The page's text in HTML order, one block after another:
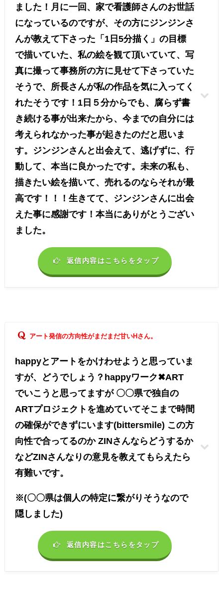
ました！月に一回、家で看護師さんのお世話
になっているのですが、その方にジンジンさ
んが教えて下さった「1日5分描く」の目標
で描いていた、私の絵を観て頂いていて、写
真に撮って事務所の方に見せて下さっていた
そうで、所長さんが私の作品を気に入ってく
れたそうです！1日５分からでも、腐らず書
き続ける事が出来たから、今までの自分には
考えられなかった事が起きたのだと思いま
す。ジンジンさんと出会えて、逃げずに、行
動して、本当に良かったです。未来の私も、
描きたい絵を描いて、売れるのならそれが最
高です！！！生きてて、ジンジンさんに出会
えた事に感謝です！本当にありがとうござい
ました。
返信内容はこちらをタップ
アート発信の方向性がまだまだ甘いHさん。
happyとアートをかけわせようと思っていま
すが、どうでしょう？happyワーク✖︎ART
でいこうと思ってますが 〇〇県で独自の
ARTプロジェクトを進めていてそこまで時間
の確保ができずにいます(bittersmile) この方
向性で合ってるのか ZINさんならどうするか
などZINさんなりの意見を教えてもらえたら
有難いです。
※(〇〇県は個人の特定に繋がりそうなので
隠しました)
返信内容はこちらをタップ